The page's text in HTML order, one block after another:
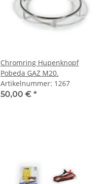
Chromring Hupenknopf
Pobeda GAZ M20.
Artikelnummer: 1267
50,00 € *